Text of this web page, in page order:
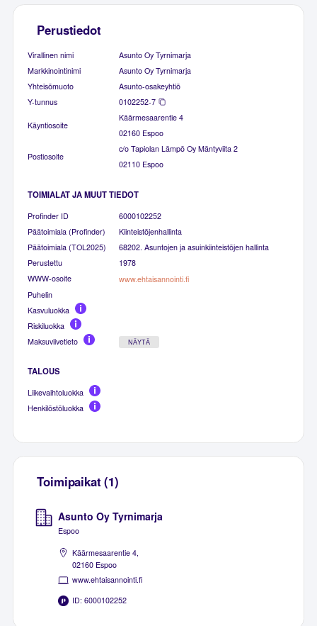
Perustiedot
Virallinen nimi
Asunto Oy Tyrnimarja
Markkinointinimi
Asunto Oy Tyrnimarja
Yhteisömuoto
Asunto-osakeyhtiö
Y-tunnus
0102252-7
Käyntiosoite
Käärmesaarentie 4
02160 Espoo
Postiosoite
c/o Tapiolan Lämpö Oy Mäntyviita 2
02110 Espoo
TOIMIALAT JA MUUT TIEDOT
Profinder ID
6000102252
Päätoimiala (Profinder)
Kiinteistöjenhallinta
Päätoimiala (TOL2025)
68202. Asuntojen ja asuinkiinteistöjen hallinta
Perustettu
1978
WWW-osoite
www.ehtaisannointi.fi
Puhelin
Kasvuluokka
Riskiluokka
Maksuviivetieto
NÄYTÄ
TALOUS
Liikevaihtoluokka
Henkilöstöluokka
Toimipaikat (1)
Asunto Oy Tyrnimarja
Espoo
Käärmesaarentie 4,
02160 Espoo
www.ehtaisannointi.fi
ID: 6000102252